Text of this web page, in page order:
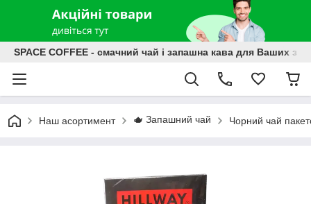
SPACE COFFEE - смачний чай і запашна кава для Ваших
Наш асортимент 🫖 Запашний чай Чорний чай